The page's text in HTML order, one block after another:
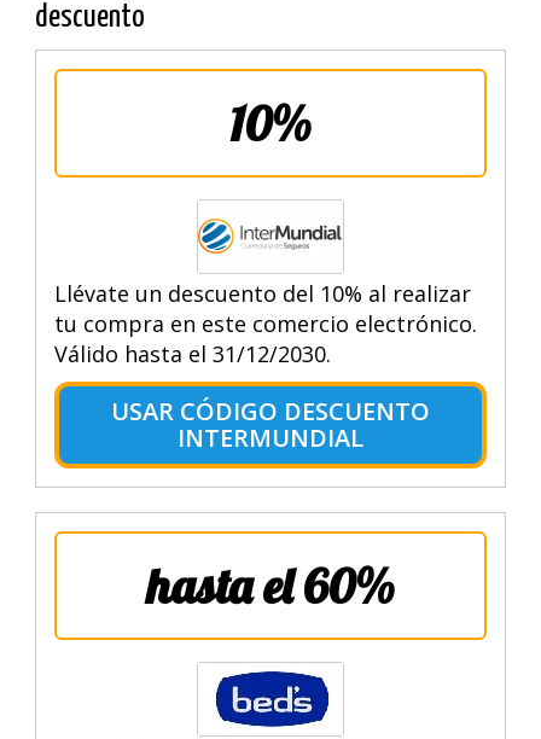
descuento
10%
Llévate un descuento del 10% al realizar
tu compra en este comercio electrónico.
Válido hasta el 31/12/2030.
USAR CÓDIGO DESCUENTO
INTERMUNDIAL
hasta el 60%